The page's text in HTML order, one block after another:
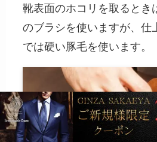
靴表面のホコリを取るとき
のブラシを使いますが、仕
では硬い豚毛を使います。